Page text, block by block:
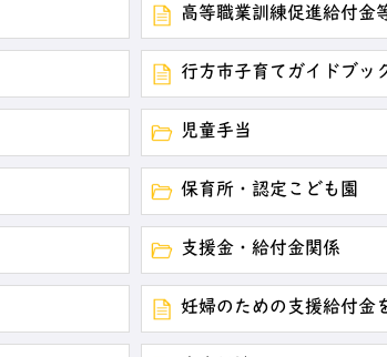
高等職業訓練促進給付金
行方市子育てガイドブッ
児童手当
保育所・認定こども園
支援金・給付金関係
妊婦のための支援給付金